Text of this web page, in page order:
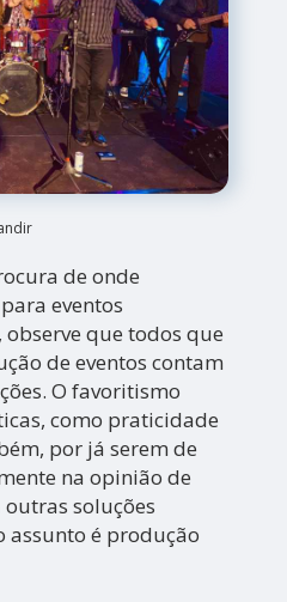
de onde
eventos
que todos que
de eventos contam
O favoritismo
como praticidade
por já serem de
na opinião de
soluções
assunto é produção